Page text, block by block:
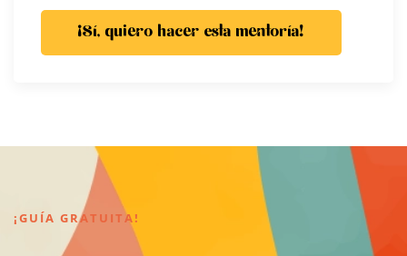
¡Sí, quiero hacer esta mentoría!
¡GUÍA GRATUITA!